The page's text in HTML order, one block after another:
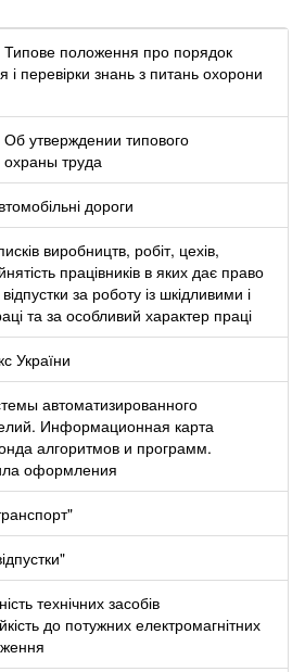
положення про порядок
перевірки знань з питань охорони
утверждении типового
труда
дороги
виробництв, робіт, цехів,
працівників в яких дає право
за роботу із шкідливими і
та за особливий характер праці
України
автоматизированного
Информационная карта
алгоритмов и программ.
оформления
технічних засобів
до потужних електромагнітних